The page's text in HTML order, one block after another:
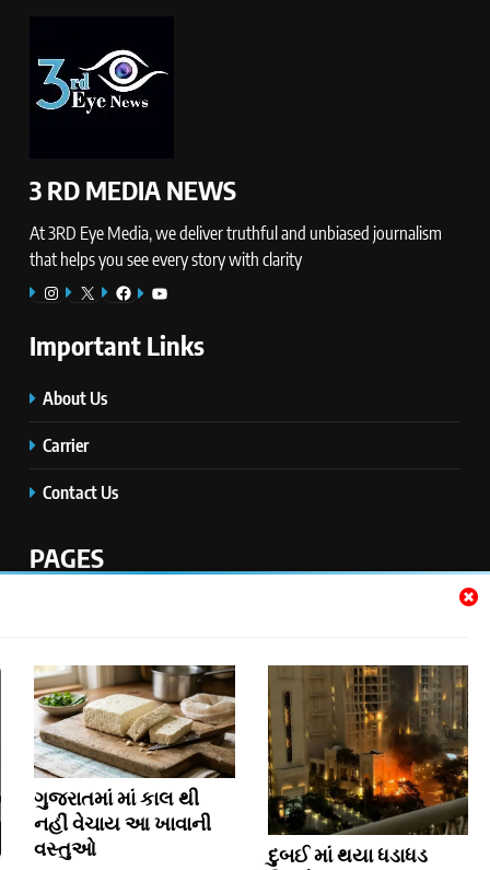
ગુજરાતમાં માં કાલ થી
નહીં વેચાય આ ખાવાની
વસ્તુઓ
દુબઈ માં થયા ધડાધડ
3 RD MEDIA NEWS
At 3RD Eye Media, we deliver truthful and unbiased journalism
that helps you see every story with clarity
Instagram
X Facebook
YouTube
Important Links
About Us
Carrier
Contact Us
PAGES
Privacy Policy
Jobs
Copyright © 2026 3RD EYE MEDIA